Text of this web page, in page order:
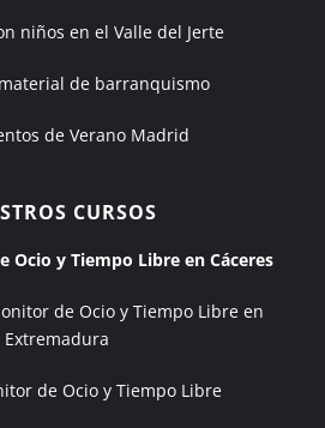
niños en el Valle del Jerte
de barranquismo
de Verano Madrid
CURSOS
Ocio y Tiempo Libre en Cáceres
de Ocio y Tiempo Libre en
Extremadura
de Ocio y Tiempo Libre